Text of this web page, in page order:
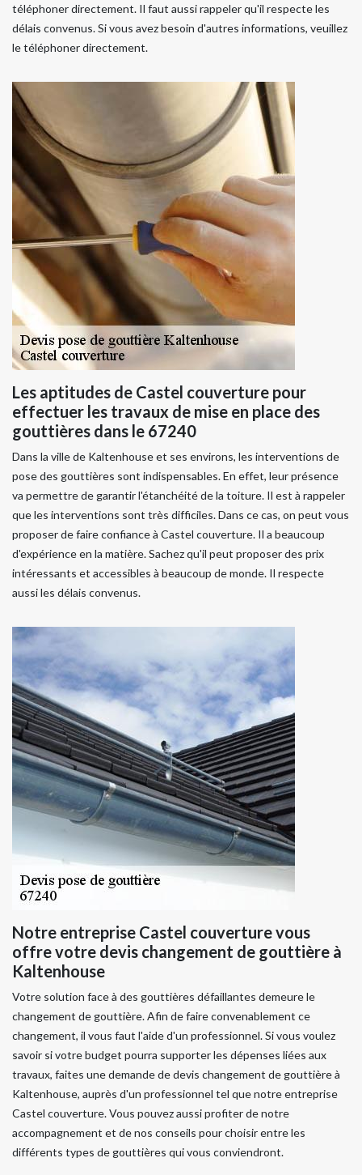
téléphoner directement. Il faut aussi rappeler qu'il respecte les
délais convenus. Si vous avez besoin d'autres informations, veuillez
le téléphoner directement.
Les aptitudes de Castel couverture pour
effectuer les travaux de mise en place des
gouttières dans le 67240
Dans la ville de Kaltenhouse et ses environs, les interventions de
pose des gouttières sont indispensables. En effet, leur présence
va permettre de garantir l'étanchéité de la toiture. Il est à rappeler
que les interventions sont très difficiles. Dans ce cas, on peut vous
proposer de faire confiance à Castel couverture. Il a beaucoup
d'expérience en la matière. Sachez qu'il peut proposer des prix
intéressants et accessibles à beaucoup de monde. Il respecte
aussi les délais convenus.
Notre entreprise Castel couverture vous
offre votre devis changement de gouttière à
Kaltenhouse
Votre solution face à des gouttières défaillantes demeure le
changement de gouttière. Afin de faire convenablement ce
changement, il vous faut l'aide d'un professionnel. Si vous voulez
savoir si votre budget pourra supporter les dépenses liées aux
travaux, faites une demande de devis changement de gouttière à
Kaltenhouse, auprès d'un professionnel tel que notre entreprise
Castel couverture. Vous pouvez aussi profiter de notre
accompagnement et de nos conseils pour choisir entre les
différents types de gouttières qui vous conviendront.